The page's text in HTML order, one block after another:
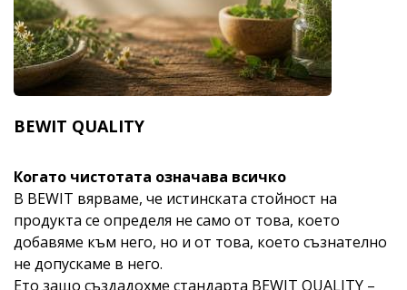
BEWIT QUALITY
Когато чистотата означава всичко
В BEWIT вярваме, че истинската стойност на
продукта се определя не само от това, което
добавяме към него, но и от това, което съзнателно
не допускаме в него.
Ето защо създадохме стандарта BEWIT QUALITY –